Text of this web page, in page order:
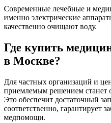
Современные лечебные и
именно электрические
качественно очищают воду.
Где купить
в Москве?
Для частных организаций и
приемлемым решением станет
Это обеспечит достаточный
соответственно, гарантирует
медпомощи.